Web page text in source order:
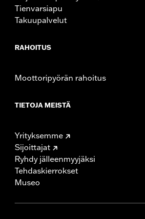
Tienvarsiapu
Takuupalvelut
RAHOITUS
Moottoripyörän rahoitus
TIETOJA MEISTÄ
Yrityksemme
Sijoittajat
Ryhdy jälleenmyyjäksi
Tehdaskierrokset
Museo